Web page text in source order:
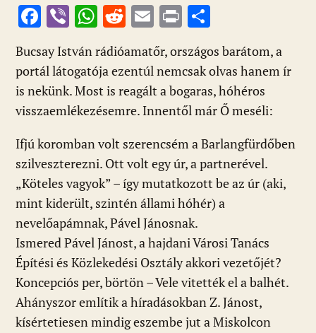
F
ac
e
b
o
k
Vi
er
W
h
at
s
A
p
R
d
di
t
E
m
ai
l
Pr
in
t
ss
za
m
e
Bucsay István rádióamatőr, országos barátom, a
portál látogatója ezentúl nemcsak olvas hanem ír
is nekünk. Most is reagált a bogaras, hóhéros
visszaemlékezésemre. Innentől már Ő meséli:
Ifjú koromban volt szerencsém a Barlangfürdőben
szilveszterezni. Ott volt egy úr, a partnerével.
„Köteles vagyok” – így mutatkozott be az úr (aki,
mint kiderült, szintén állami hóhér) a
nevelőapámnak, Pável Jánosnak.
Ismered Pável Jánost, a hajdani Városi Tanács
Építési és Közlekedési Osztály akkori vezetőjét?
Koncepciós per, börtön – Vele vitették el a balhét.
Ahányszor említik a híradásokban Z. Jánost,
kísértetiesen mindig eszembe jut a Miskolcon